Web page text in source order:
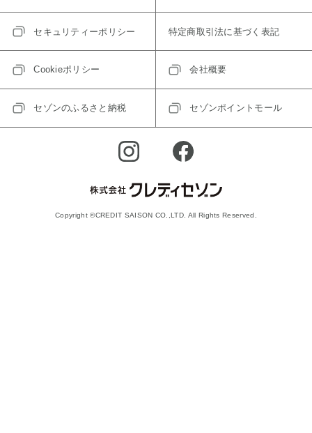
セキュリティーポリシー 特定商取引法に基づく表記
Cookieポリシー 会社概要
セゾンのふるさと納税 セゾンポイントモール
Copyright ©CREDIT SAISON CO.,LTD. All Rights Reserved.